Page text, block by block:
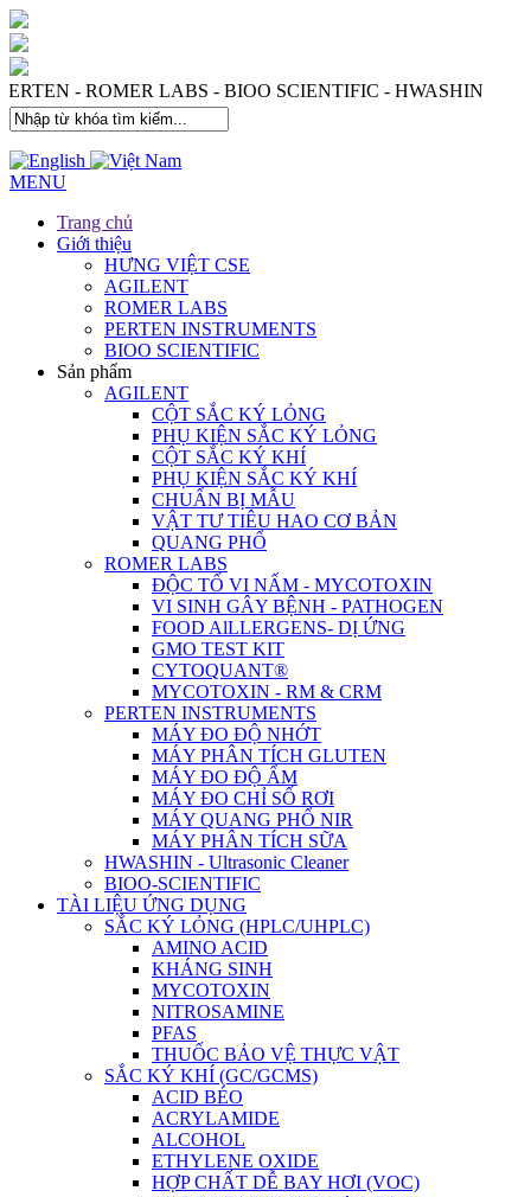
- ROMER LABS - BIOO SCIENTIFIC - HWASHIN
MENU
Trang chủ
Giới thiệu
HƯNG VIỆT CSE
AGILENT
ROMER LABS
PERTEN INSTRUMENTS
BIOO SCIENTIFIC
Sản phẩm
AGILENT
CỘT SẮC KÝ LỎNG
PHỤ KIỆN SẮC KÝ LỎNG
CỘT SẮC KÝ KHÍ
PHỤ KIỆN SẮC KÝ KHÍ
CHUẨN BỊ MẪU
VẬT TƯ TIÊU HAO CƠ BẢN
QUANG PHỔ
ROMER LABS
ĐỘC TỐ VI NẤM - MYCOTOXIN
VI SINH GÂY BỆNH - PATHOGEN
FOOD AlLLERGENS- DỊ ỨNG
GMO TEST KIT
CYTOQUANT®
MYCOTOXIN - RM & CRM
PERTEN INSTRUMENTS
MÁY ĐO ĐỘ NHỚT
MÁY PHÂN TÍCH GLUTEN
MÁY ĐO ĐỘ ẨM
MÁY ĐO CHỈ SỐ RƠI
MÁY QUANG PHỔ NIR
MÁY PHÂN TÍCH SỮA
HWASHIN - Ultrasonic Cleaner
BIOO-SCIENTIFIC
TÀI LIỆU ỨNG DỤNG
SẮC KÝ LỎNG (HPLC/UHPLC)
AMINO ACID
KHÁNG SINH
MYCOTOXIN
NITROSAMINE
PFAS
THUỐC BẢO VỆ THỰC VẬT
SẮC KÝ KHÍ (GC/GCMS)
ACID BÉO
ACRYLAMIDE
ALCOHOL
ETHYLENE OXIDE
HỢP CHẤT DỄ BAY HƠI (VOC)